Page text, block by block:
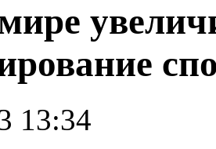
13:34